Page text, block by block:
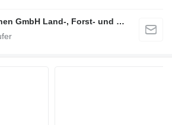
Seippel Landmaschinen GmbH Land-, Forst- und Gartentechnik